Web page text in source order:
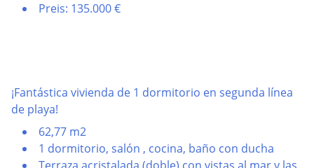
Preis: 135.000 €
¡Fantástica vivienda de 1 dormitorio en segunda línea
de playa!
62,77 m2
1 dormitorio, salón , cocina, baño con ducha